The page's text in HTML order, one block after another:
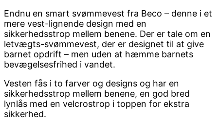
Endnu en smart svømmevest fra Beco – denne i et
mere vest-lignende design med en
sikkerhedsstrop mellem benene. Der er tale om en
letvægts-svømmevest, der er designet til at give
barnet opdrift – men uden at hæmme barnets
bevægelsesfrihed i vandet.
Vesten fås i to farver og designs og har en
sikkerhedsstrop mellem benene, en god bred
lynlås med en velcrostrop i toppen for ekstra
sikkerhed.